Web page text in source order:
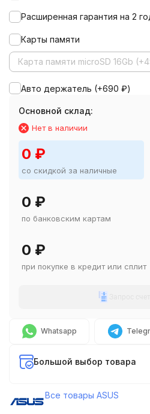
Расширенная гарантия на 2
Карты памяти
Карта памяти microSD 16Gb
Авто держатель (+690 ₽)
Основной склад:
Нет в наличии
0 ₽
со скидкой за наличные
0 ₽
по банковским картам
0 ₽
при покупке в кредит или сплит
Whatsapp
Большой выбор товара
Все товары ASUS